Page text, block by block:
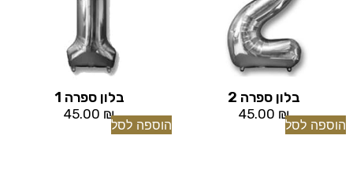
בלון ספרה 2
45.00 ₪
הוספה לסל
בלון ספרה 1
45.00 ₪
הוספה לסל